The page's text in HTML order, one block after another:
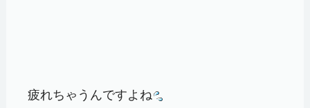
疲れちゃうんですよね